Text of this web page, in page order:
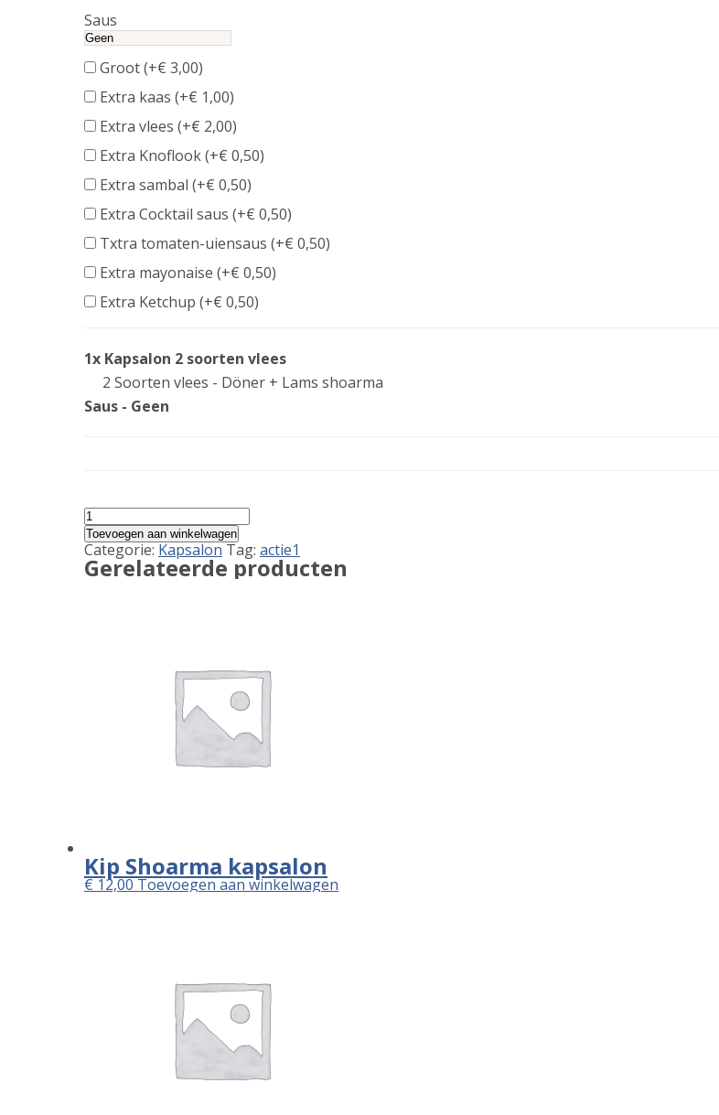
Saus
Groot (+€ 3,00)
Extra kaas (+€ 1,00)
Extra vlees (+€ 2,00)
Extra Knoflook (+€ 0,50)
Extra sambal (+€ 0,50)
Extra Cocktail saus (+€ 0,50)
Txtra tomaten-uiensaus (+€ 0,50)
Extra mayonaise (+€ 0,50)
Extra Ketchup (+€ 0,50)
1x Kapsalon 2 soorten vlees
2 Soorten vlees - Döner + Lams shoarma
Saus - Geen
Kapsalon
2
soorten
vlees
aantal
Toevoegen aan winkelwagen
Categorie: Kapsalon Tag: actie1
Gerelateerde producten
Kip Shoarma kapsalon
€12,00Toevoegen aan winkelwagen